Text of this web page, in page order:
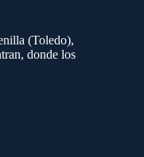
(Toledo),
donde los